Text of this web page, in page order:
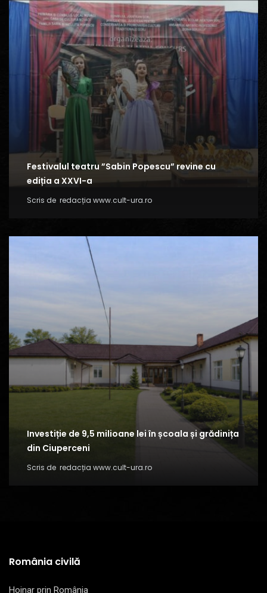
Festivalul teatru ”Sabin Popescu” revine cu
ediția a XXVI-a
Scris de redacția www.cult-ura.ro
Investiție de 9,5 milioane lei în școala și grădinița
din Ciuperceni
Scris de redacția www.cult-ura.ro
România civilă
Hoinar prin România